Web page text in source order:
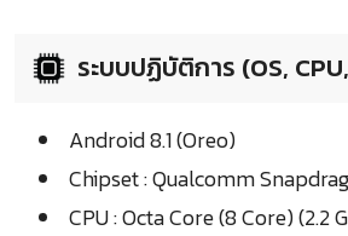
ระบบปฏิบัติการ (OS,
Android 8.1 (Oreo)
Chipset : Qualcomm
CPU : Octa Core (8 Core) (2.2